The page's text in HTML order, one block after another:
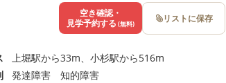
上堀駅から33m、小杉駅から516m
発達障害 知的障害
空き確認・
見学予約する (無料) リストに保存